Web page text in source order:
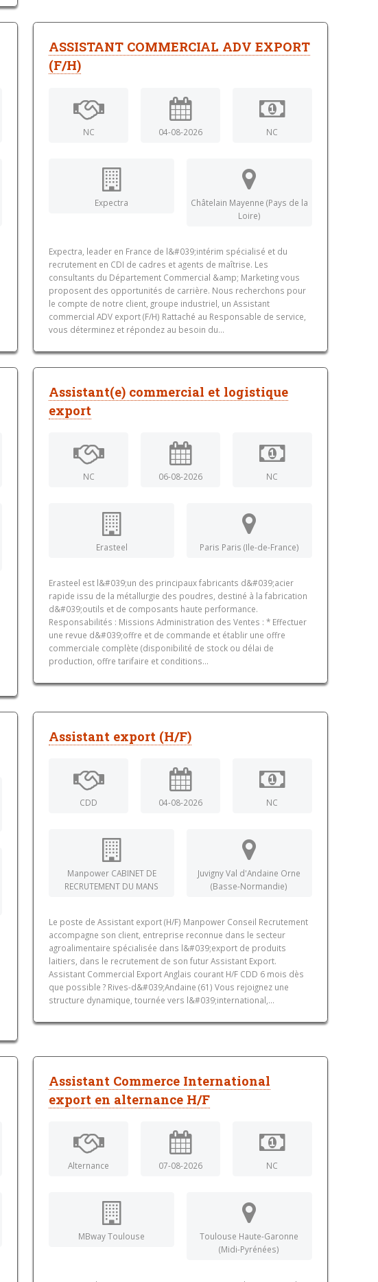
ASSISTANT COMMERCIAL ADV EXPORT
(F/H)
NC 04-08-2026 NC
Expectra
Châtelain Mayenne (Pays de la
Loire)
Expectra, leader en France de l&#039;intérim spécialisé et du
recrutement en CDI de cadres et agents de maîtrise. Les
consultants du Département Commercial &amp; Marketing vous
proposent des opportunités de carrière. Nous recherchons pour
le compte de notre client, groupe industriel, un Assistant
commercial ADV export (F/H) Rattaché au Responsable de service,
vous déterminez et répondez au besoin du...
Assistant(e) commercial et logistique
export
NC 06-08-2026 NC
Erasteel Paris Paris (Ile-de-France)
Erasteel est l&#039;un des principaux fabricants d&#039;acier
rapide issu de la métallurgie des poudres, destiné à la fabrication
d&#039;outils et de composants haute performance.
Responsabilités : Missions Administration des Ventes : * Effectuer
une revue d&#039;offre et de commande et établir une offre
commerciale complète (disponibilité de stock ou délai de
production, offre tarifaire et conditions...
Assistant export (H/F)
CDD 04-08-2026 NC
Manpower CABINET DE
RECRUTEMENT DU MANS
Juvigny Val d'Andaine Orne
(Basse-Normandie)
Le poste de Assistant export (H/F) Manpower Conseil Recrutement
accompagne son client, entreprise reconnue dans le secteur
agroalimentaire spécialisée dans l&#039;export de produits
laitiers, dans le recrutement de son futur Assistant Export.
Assistant Commercial Export Anglais courant H/F CDD 6 mois dès
que possible ? Rives-d&#039;Andaine (61) Vous rejoignez une
structure dynamique, tournée vers l&#039;international,...
Assistant Commerce International
export en alternance H/F
Alternance 07-08-2026 NC
MBway Toulouse
Toulouse Haute-Garonne
(Midi-Pyrénées)